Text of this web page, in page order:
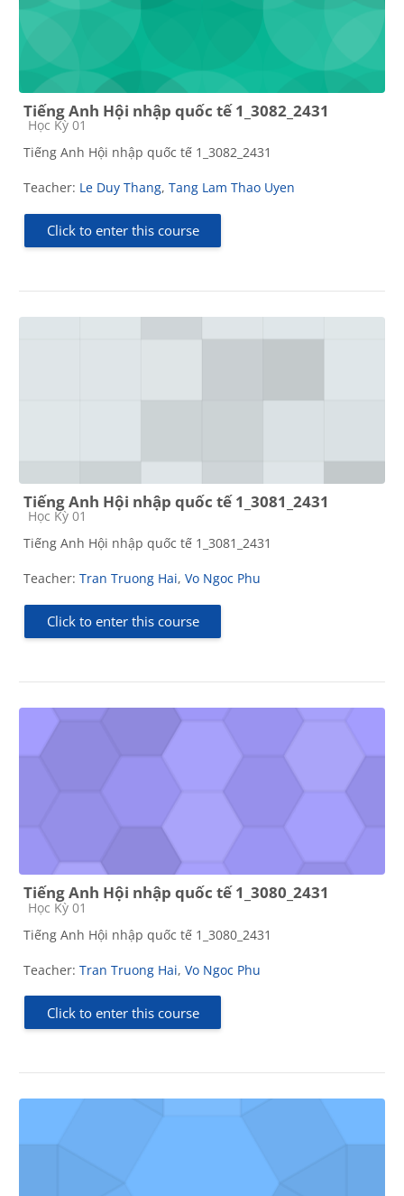
Tiếng Anh Hội nhập quốc tế 1_3082_2431
Course category
Học Kỳ 01
Tiếng Anh Hội nhập quốc tế 1_3082_2431
Teacher: Le Duy Thang, Tang Lam Thao Uyen
Click to enter this course
Tiếng Anh Hội nhập quốc tế 1_3081_2431
Course category
Học Kỳ 01
Tiếng Anh Hội nhập quốc tế 1_3081_2431
Teacher: Tran Truong Hai, Vo Ngoc Phu
Click to enter this course
Tiếng Anh Hội nhập quốc tế 1_3080_2431
Course category
Học Kỳ 01
Tiếng Anh Hội nhập quốc tế 1_3080_2431
Teacher: Tran Truong Hai, Vo Ngoc Phu
Click to enter this course